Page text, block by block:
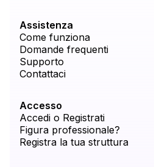
Assistenza
Come funziona
Domande frequenti
Supporto
Contattaci
Accesso
Accedi o Registrati
Figura professionale?
Registra la tua struttura